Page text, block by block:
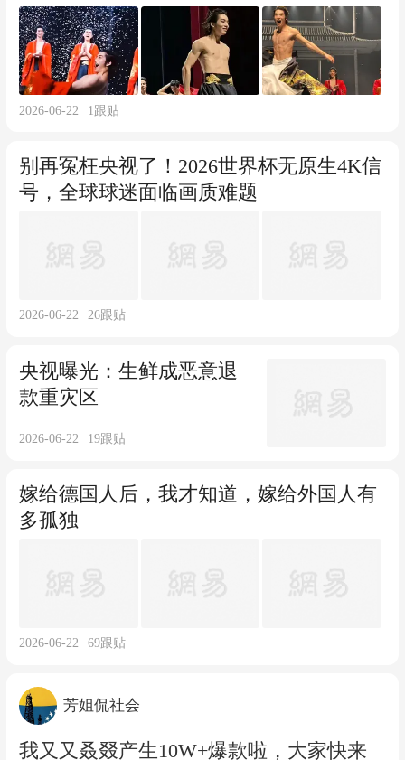
2026-06-22 1跟贴
别再冤枉央视了！2026世界杯无原生4K信
号，全球球迷面临画质难题
2026-06-22 26跟贴
央视曝光：生鲜成恶意退
款重灾区
2026-06-22 19跟贴
嫁给德国人后，我才知道，嫁给外国人有
多孤独
2026-06-22 69跟贴
芳姐侃社会
我又又叒叕产生10W+爆款啦，大家快来